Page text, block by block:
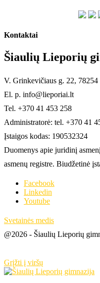
Kontaktai
Šiaulių Lieporių
V. Grinkevičiaus g. 22, 78254
El. p. info@lieporiai.lt
Tel. +370 41 453 258
Administratorė: tel. +370 41
Įstaigos kodas: 190532324
Duomenys apie juridinį
asmenų registre. Biudžetinė
Facebook
Linkedin
Youtube
Svetainės medis
@2026 - Šiaulių Lieporių
Grįžti į viršų